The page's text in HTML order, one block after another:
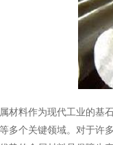
材料作为现代工业的基
多个关键领域。对于许